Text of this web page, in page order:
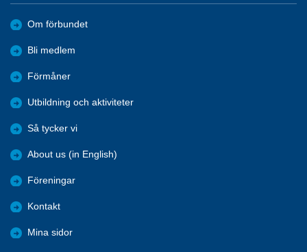
Om förbundet
Bli medlem
Förmåner
Utbildning och aktiviteter
Så tycker vi
About us (in English)
Föreningar
Kontakt
Mina sidor